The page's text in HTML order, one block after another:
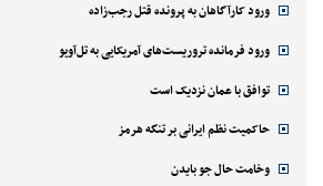
ورود کارآگاهان به پرونده قتل رجب‌زاده
ورود فرمانده تروریست‌های آمریکایی به تل‌آویو
توافق با عمان نزدیک است
حاکمیت نظم ایرانی بر تنگه هرمز
وخامت حال جو بایدن